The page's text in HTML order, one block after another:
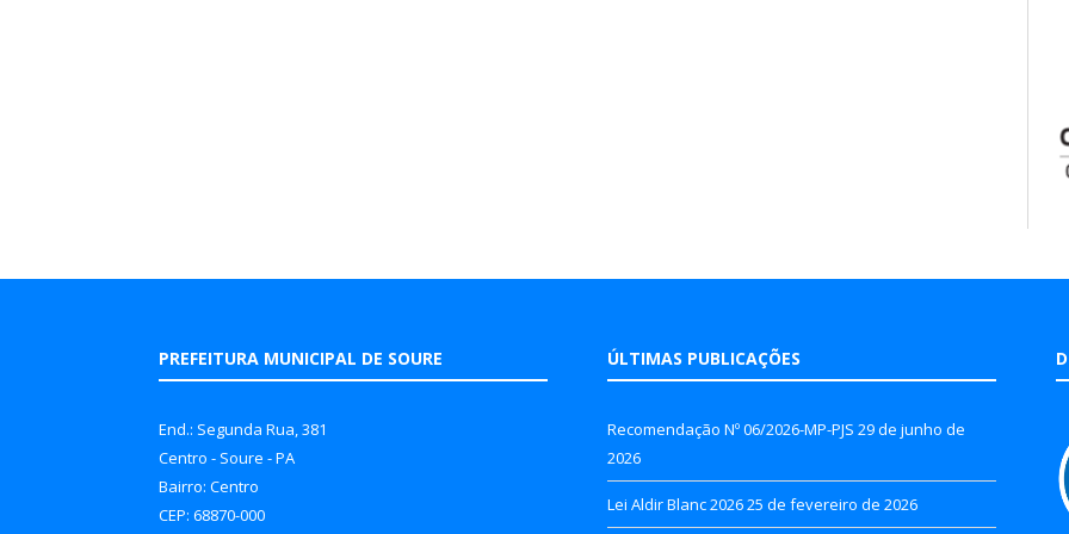
PREFEITURA MUNICIPAL DE SOURE
End.: Segunda Rua, 381
Centro - Soure - PA
Bairro: Centro
CEP: 68870-000
ÚLTIMAS PUBLICAÇÕES
Recomendação Nº 06/2026-MP-PJS 29 de junho de
2026
Lei Aldir Blanc 202625 de fevereiro de 2026